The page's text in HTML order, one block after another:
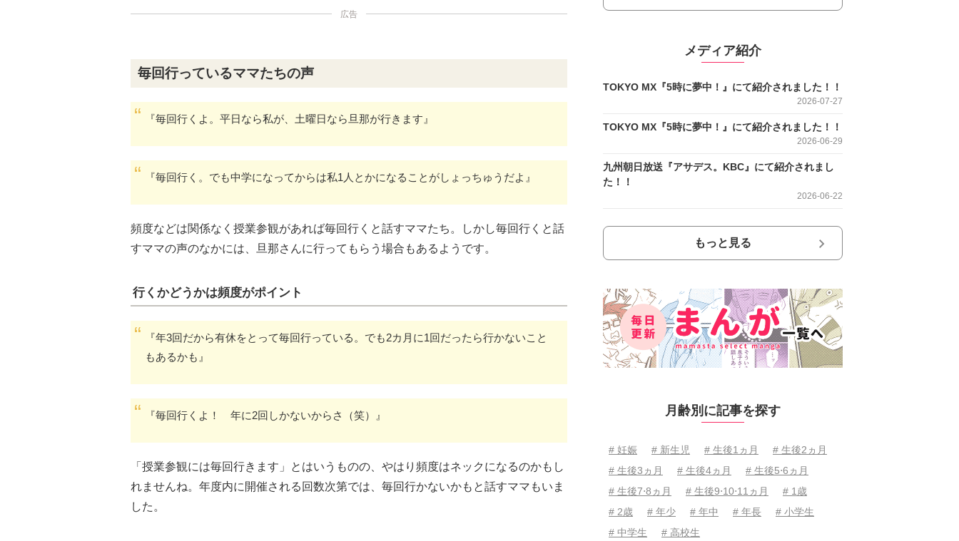
広告
毎回行っているママたちの声
『毎回行くよ。平日なら私が、土曜日なら旦那が行きます』
『毎回行く。でも中学になってからは私1人とかになることがしょっちゅうだよ』
頻度などは関係なく授業参観があれば毎回行くと話すママたち。しかし毎回行くと話
すママの声のなかには、旦那さんに行ってもらう場合もあるようです。
行くかどうかは頻度がポイント
『年3回だから有休をとって毎回行っている。でも2カ月に1回だったら行かないこと
もあるかも』
『毎回行くよ！ 年に2回しかないからさ（笑）』
「授業参観には毎回行きます」とはいうものの、やはり頻度はネックになるのかもし
れませんね。年度内に開催される回数次第では、毎回行かないかもと話すママもいま
した。
メディア紹介
TOKYO MX『5時に夢中！』にて紹介されました！！
2026-07-27
TOKYO MX『5時に夢中！』にて紹介されました！！
2026-06-29
九州朝日放送『アサデス。KBC』にて紹介されまし
た！！
2026-06-22
もっと見る
月齢別に記事を探す
# 妊娠 # 新生児 # 生後1ヵ月
# 生後2ヵ月
# 生後3ヵ月
# 生後4ヵ月
# 生後5⋅6ヵ月
# 生後7⋅8ヵ月
# 生後9⋅10⋅11ヵ月
# 1歳
# 2歳
# 年少 # 年中 # 年長
# 小学生
# 中学生
# 高校生